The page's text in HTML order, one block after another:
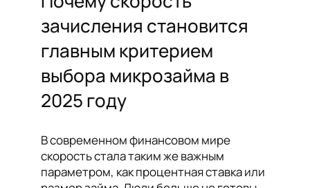
зачисления становится
главным критерием
выбора микрозайма в
2025 году
В современном финансовом мире
скорость стала таким же важным
параметром, как процентная ставка или